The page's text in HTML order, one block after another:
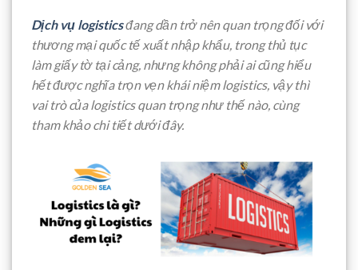
Dịch vụ logisticsđang dần trở nên quan trọng đối với
thương mại quốc tế xuất nhập khẩu, trong thủ tục
làm giấy tờ tại cảng, nhưng không phải ai cũng hiểu
hết được nghĩa trọn vẹn khái niệm logistics, vậy thì
vai trò của logistics quan trọng như thế nào, cùng
tham khảo chi tiết dưới đây.